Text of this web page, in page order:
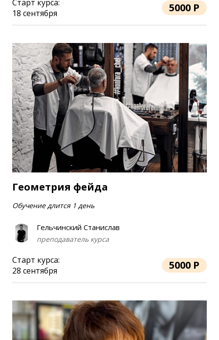
Старт курса:
18 сентября
5000 Р
Геометрия фейда
Обучение длится 1 день
Гельчинский Станислав
преподаватель курса
Старт курса:
28 сентября
5000 Р